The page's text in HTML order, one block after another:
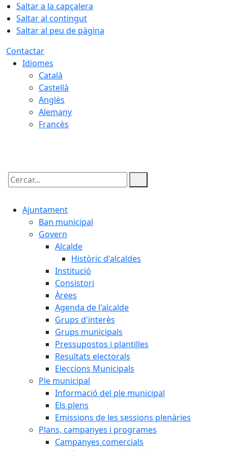
Saltar a la capçalera
Saltar al contingut
Saltar al peu de pàgina
Contactar
Idiomes
Català
Castellà
Anglès
Alemany
Francès
Cercar:
Ajuntament
Ban municipal
Govern
Alcalde
Històric d'alcaldes
Institució
Consistori
Àrees
Agenda de l'alcalde
Grups d'interès
Grups municipals
Pressupostos i plantilles
Resultats electorals
Eleccions Municipals
Ple municipal
Informació del ple municipal
Els plens
Emissions de les sessions plenàries
Plans, campanyes i programes
Campanyes comercials